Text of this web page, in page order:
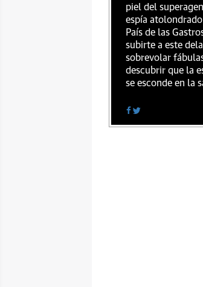
piel del
espía
País de las
subirte a este
sobrevolar
descubrir que la
se esconde en la